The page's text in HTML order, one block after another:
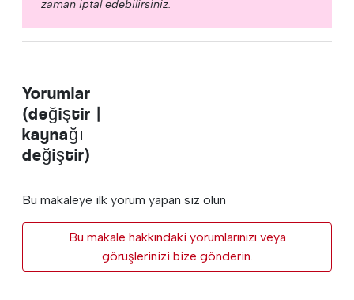
zaman iptal edebilirsiniz.
Yorumlar
(değiştir |
kaynağı
değiştir)
Bu makaleye ilk yorum yapan siz olun
Bu makale hakkındaki yorumlarınızı veya
görüşlerinizi bize gönderin.